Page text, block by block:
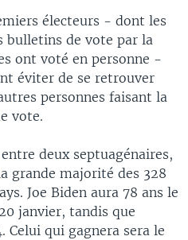
électeurs - dont les
bulletins de vote par la
ont voté en personne -
éviter de se retrouver
personnes faisant la
vote.
deux septuagénaires,
grande majorité des 328
Joe Biden aura 78 ans le
janvier, tandis que
Celui qui gagnera sera le